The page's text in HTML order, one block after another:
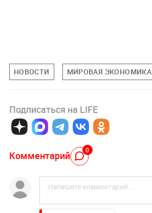
НОВОСТИ МИРОВАЯ ЭКОНОМИКА
Подписаться на LIFE
Комментарий 0